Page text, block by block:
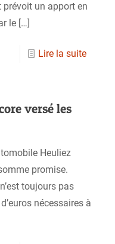
prévoit un apport en
le […]
Lire la suite
versé les
Heuliez
promise.
toujours pas
nécessaires à